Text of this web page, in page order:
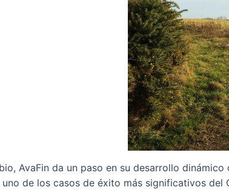
AvaFin da un paso en su desarrollo
de los casos de éxito más significativos